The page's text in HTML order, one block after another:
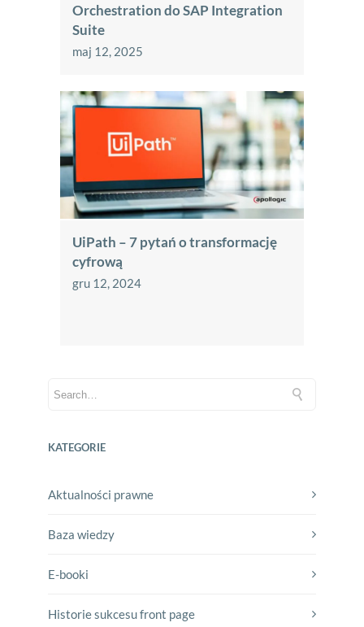
Orchestration do SAP Integration
Suite
maj 12, 2025
UiPath – 7 pytań o transformację
cyfrową
gru 12, 2024
KATEGORIE
Aktualności prawne
Baza wiedzy
E-booki
Historie sukcesu front page